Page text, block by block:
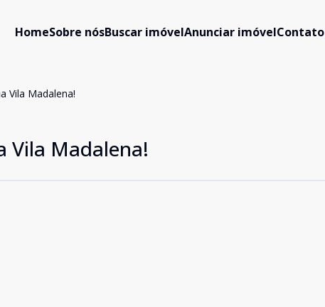
HomeSobre nósBuscar imóvelAnunciar imóvelContato
Vila Madalena!
Vila Madalena!